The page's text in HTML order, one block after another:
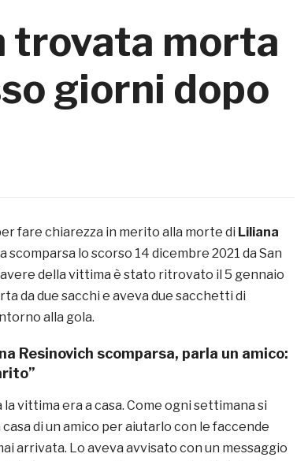
trovata morta
giorni dopo
fare chiarezza in merito alla morte di Liliana
scomparsa lo scorso 14 dicembre 2021 da San
della vittima è stato ritrovato il 5 gennaio
da due sacchi e aveva due sacchetti di
alla gola.
Resinovich scomparsa, parla un amico:
vittima era a casa. Come ogni settimana si
di un amico per aiutarlo con le faccende
arrivata. Lo aveva avvisato con un messaggio